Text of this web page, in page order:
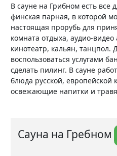
В сауне на Грибном есть все
финская парная, в которой
настоящая прорубь для
комната отдыха, аудио-
кинотеатр, кальян,
воспользоваться услугами
сделать пилинг. В сауне
блюда русской,
освежающие напитки и
Сауна на Гребном